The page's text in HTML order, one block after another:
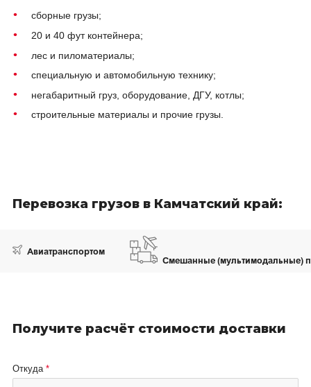
сборные грузы;
20 и 40 фут контейнера;
лес и пиломатериалы;
специальную и автомобильную технику;
негабаритный груз, оборудование, ДГУ, котлы;
строительные материалы и прочие грузы.
Перевозка грузов в Камчатский край:
Авиатранспортом
Смешанные (мультимодальные)
Получите расчёт стоимости доставки
Откуда